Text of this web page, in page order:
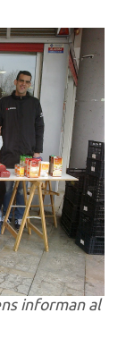
informan al